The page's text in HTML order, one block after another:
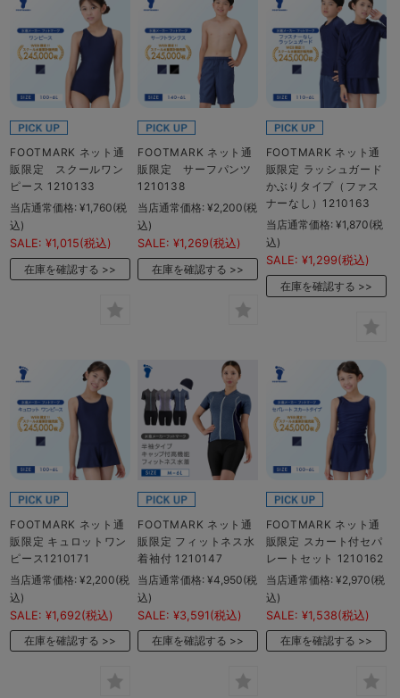
FOOTMARK ネット通
販限定 スクールワン
ピース 1210133
当店通常価格: ¥1,760(税
込)
SALE: ¥1,015(税込)
在庫を確認する
FOOTMARK ネット通
販限定 サーフパンツ
1210138
当店通常価格: ¥2,200(税
込)
SALE: ¥1,269(税込)
在庫を確認する
FOOTMARK ネット通
販限定 ラッシュガード
かぶりタイプ（ファス
ナーなし）1210163
当店通常価格: ¥1,870(税
込)
SALE: ¥1,299(税込)
在庫を確認する
FOOTMARK ネット通
販限定 キュロットワン
ピース1210171
当店通常価格: ¥2,200(税
込)
SALE: ¥1,692(税込)
在庫を確認する
FOOTMARK ネット通
販限定 フィットネス水
着袖付 1210147
当店通常価格: ¥4,950(税
込)
SALE: ¥3,591(税込)
在庫を確認する
FOOTMARK ネット通
販限定 スカート付セパ
レートセット 1210162
当店通常価格: ¥2,970(税
込)
SALE: ¥1,538(税込)
在庫を確認する